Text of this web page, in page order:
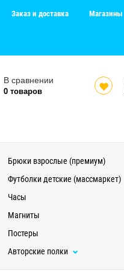
Заказ и доставка Магазины
В сравнении
0товаров
Брюки взрослые (премиум)
Футболки детские (массмаркет)
Часы
Магниты
Постеры
Авторские полки